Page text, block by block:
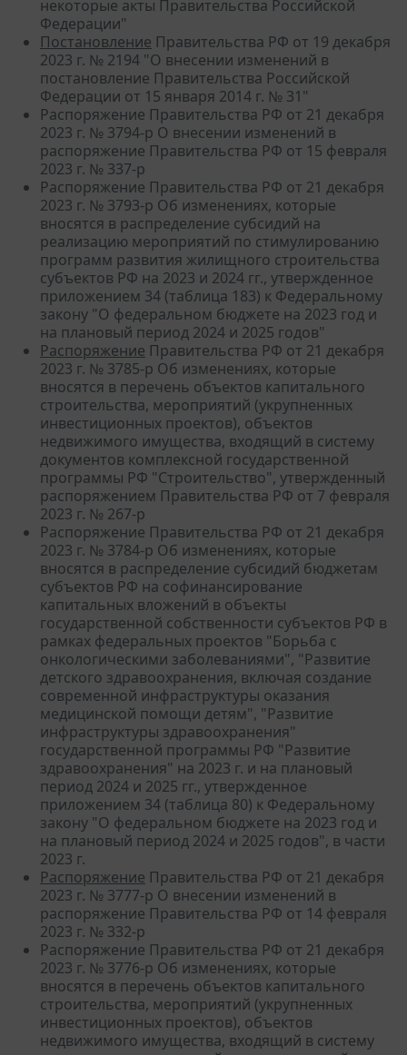
некоторые акты Правительства Российской
Федерации"
Постановление Правительства РФ от 19 декабря
2023 г. № 2194 "О внесении изменений в
постановление Правительства Российской
Федерации от 15 января 2014 г. № 31"
Распоряжение Правительства РФ от 21 декабря
2023 г. № 3794-р О внесении изменений в
распоряжение Правительства РФ от 15 февраля
2023 г. № 337-р
Распоряжение Правительства РФ от 21 декабря
2023 г. № 3793-р Об изменениях, которые
вносятся в распределение субсидий на
реализацию мероприятий по стимулированию
программ развития жилищного строительства
субъектов РФ на 2023 и 2024 гг., утвержденное
приложением 34 (таблица 183) к Федеральному
закону "О федеральном бюджете на 2023 год и
на плановый период 2024 и 2025 годов"
Распоряжение Правительства РФ от 21 декабря
2023 г. № 3785-р Об изменениях, которые
вносятся в перечень объектов капитального
строительства, мероприятий (укрупненных
инвестиционных проектов), объектов
недвижимого имущества, входящий в систему
документов комплексной государственной
программы РФ "Строительство", утвержденный
распоряжением Правительства РФ от 7 февраля
2023 г. № 267-р
Распоряжение Правительства РФ от 21 декабря
2023 г. № 3784-р Об изменениях, которые
вносятся в распределение субсидий бюджетам
субъектов РФ на софинансирование
капитальных вложений в объекты
государственной собственности субъектов РФ в
рамках федеральных проектов "Борьба с
онкологическими заболеваниями", "Развитие
детского здравоохранения, включая создание
современной инфраструктуры оказания
медицинской помощи детям", "Развитие
инфраструктуры здравоохранения"
государственной программы РФ "Развитие
здравоохранения" на 2023 г. и на плановый
период 2024 и 2025 гг., утвержденное
приложением 34 (таблица 80) к Федеральному
закону "О федеральном бюджете на 2023 год и
на плановый период 2024 и 2025 годов", в части
2023 г.
Распоряжение Правительства РФ от 21 декабря
2023 г. № 3777-р О внесении изменений в
распоряжение Правительства РФ от 14 февраля
2023 г. № 332-р
Распоряжение Правительства РФ от 21 декабря
2023 г. № 3776-р Об изменениях, которые
вносятся в перечень объектов капитального
строительства, мероприятий (укрупненных
инвестиционных проектов), объектов
недвижимого имущества, входящий в систему